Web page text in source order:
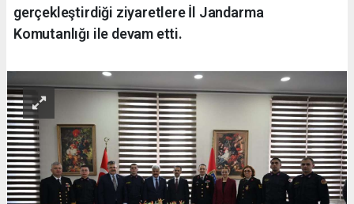
gerçekleştirdiği ziyaretlere İl Jandarma
Komutanlığı ile devam etti.